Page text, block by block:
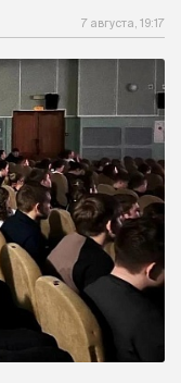
7 августа, 19:17